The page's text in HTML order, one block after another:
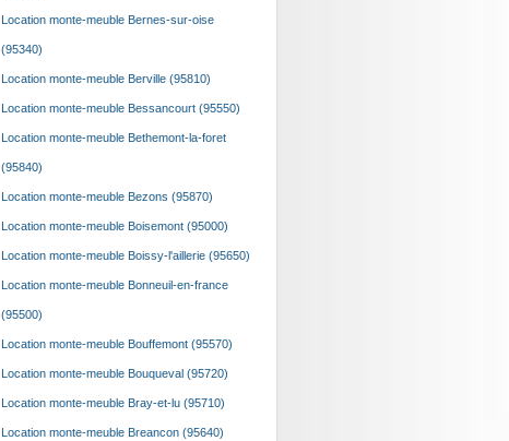
Location monte-meuble Bernes-sur-oise
(95340)
Location monte-meuble Berville (95810)
Location monte-meuble Bessancourt (95550)
Location monte-meuble Bethemont-la-foret
(95840)
Location monte-meuble Bezons (95870)
Location monte-meuble Boisemont (95000)
Location monte-meuble Boissy-l'aillerie (95650)
Location monte-meuble Bonneuil-en-france
(95500)
Location monte-meuble Bouffemont (95570)
Location monte-meuble Bouqueval (95720)
Location monte-meuble Bray-et-lu (95710)
Location monte-meuble Breancon (95640)